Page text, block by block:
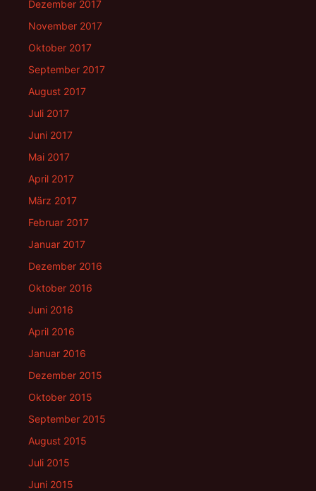
Dezember 2017
November 2017
Oktober 2017
September 2017
August 2017
Juli 2017
Juni 2017
Mai 2017
April 2017
März 2017
Februar 2017
Januar 2017
Dezember 2016
Oktober 2016
Juni 2016
April 2016
Januar 2016
Dezember 2015
Oktober 2015
September 2015
August 2015
Juli 2015
Juni 2015